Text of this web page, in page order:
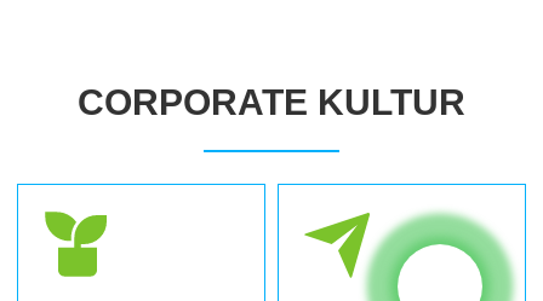
CORPORATE KULTUR